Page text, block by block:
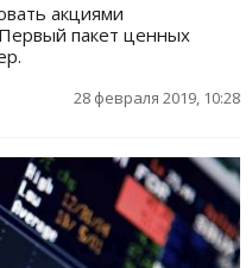
акциями
пакет ценных
28 февраля 2019, 10:28